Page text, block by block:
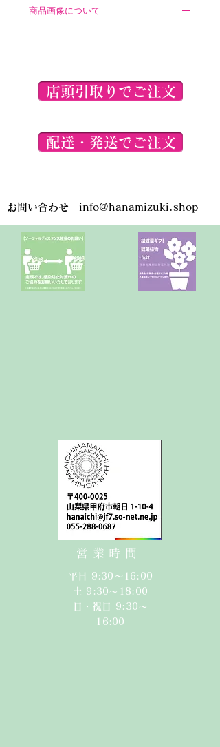
商品画像について
で、ご了承くださいませ。
店頭引取りでご注文
配達・発送でご注文
お問い合わせ info@hanamizuki.shop
営業時間
平日 9:30〜16:00
​​土 9:30〜18:00​
日・祝日 9:30〜
16:00